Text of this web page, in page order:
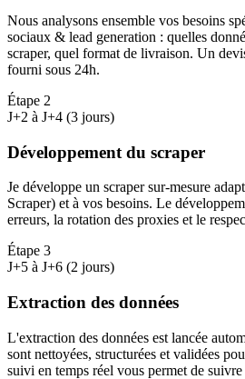
Nous analysons ensemble vos besoins
sociaux & lead generation : quelles
scraper, quel format de livraison. Un
fourni sous 24h.
Étape 2
J+2 à J+4 (3 jours)
Développement du scraper
Je développe un scraper sur-mesure
Scraper) et à vos besoins. Le
erreurs, la rotation des proxies et le
Étape 3
J+5 à J+6 (2 jours)
Extraction des données
L'extraction des données est lancée
sont nettoyées, structurées et validées
suivi en temps réel vous permet de